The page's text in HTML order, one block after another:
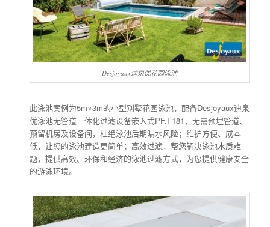
Desjoyaux迪泉优花园泳池
此泳池案例为5m×3m的小型别墅花园泳池，配备Desjoyaux迪泉
优泳池无管道一体化过滤设备嵌入式PF.I 181，无需预埋管道、
预留机房及设备间，杜绝泳池后期漏水风险；维护方便、成本
低，让您的泳池建造更简单；高效过滤，帮您解决泳池水质难
题，提供高效、环保和经济的泳池过滤方式，为您提供健康安全
的游泳环境。